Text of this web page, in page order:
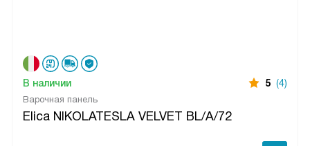
Варочная панель
Elica NIKOLATESLA VELVET BL/A/72
В наличии 5 (4)